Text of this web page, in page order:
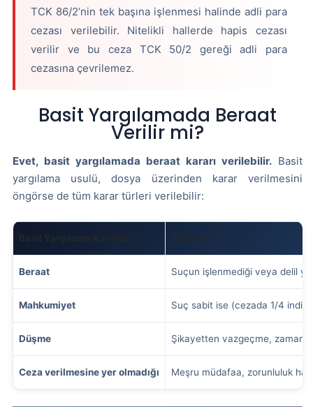
TCK 86/2’nin tek başına işlenmesi halinde adli para
cezası verilebilir. Nitelikli hallerde hapis cezası
verilir ve bu ceza TCK 50/2 gereği adli para
cezasına çevrilemez.
Basit Yargılamada Beraat
Verilir mi?
Evet, basit yargılamada beraat kararı verilebilir. Basit
yargılama usulü, dosya üzerinden karar verilmesini
öngörse de tüm karar türleri verilebilir:
Basit Yargılama Kararları Açıklama
Beraat Suçun işlenmediği veya delil
Mahkumiyet Suç sabit ise (cezada 1/4
Düşme Şikayetten vazgeçme,
Ceza verilmesine yer olmadığı Meşru müdafaa, zorunluluk